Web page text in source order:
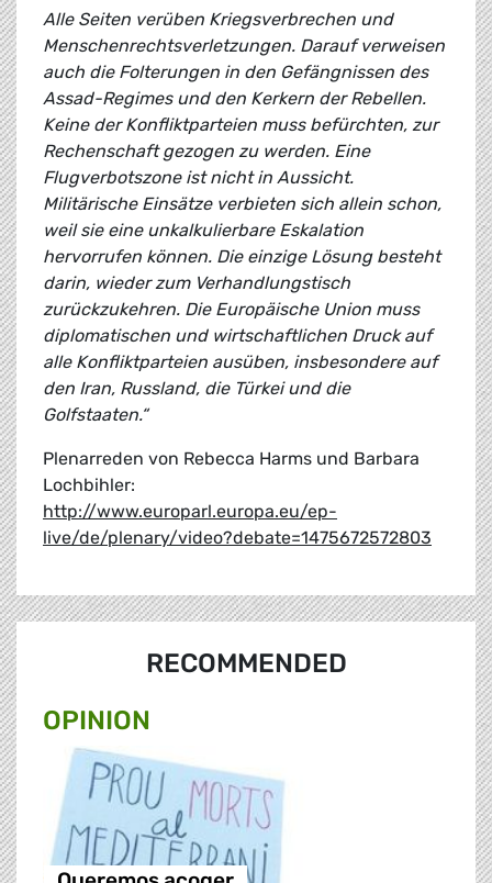
Alle Seiten verüben Kriegsverbrechen und
Menschenrechtsverletzungen. Darauf verweisen
auch die Folterungen in den Gefängnissen des
Assad-Regimes und den Kerkern der Rebellen.
Keine der Konfliktparteien muss befürchten, zur
Rechenschaft gezogen zu werden. Eine
Flugverbotszone ist nicht in Aussicht.
Militärische Einsätze verbieten sich allein schon,
weil sie eine unkalkulierbare Eskalation
hervorrufen können. Die einzige Lösung besteht
darin, wieder zum Verhandlungstisch
zurückzukehren. Die Europäische Union muss
diplomatischen und wirtschaftlichen Druck auf
alle Konfliktparteien ausüben, insbesondere auf
den Iran, Russland, die Türkei und die
Golfstaaten.“
Plenarreden von Rebecca Harms und Barbara
Lochbihler:
http://www.europarl.europa.eu/ep-
live/de/plenary/video?debate=1475672572803
RECOMMENDED
OPINION